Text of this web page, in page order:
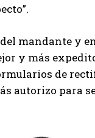
mandante y
y más
de
autorizo para